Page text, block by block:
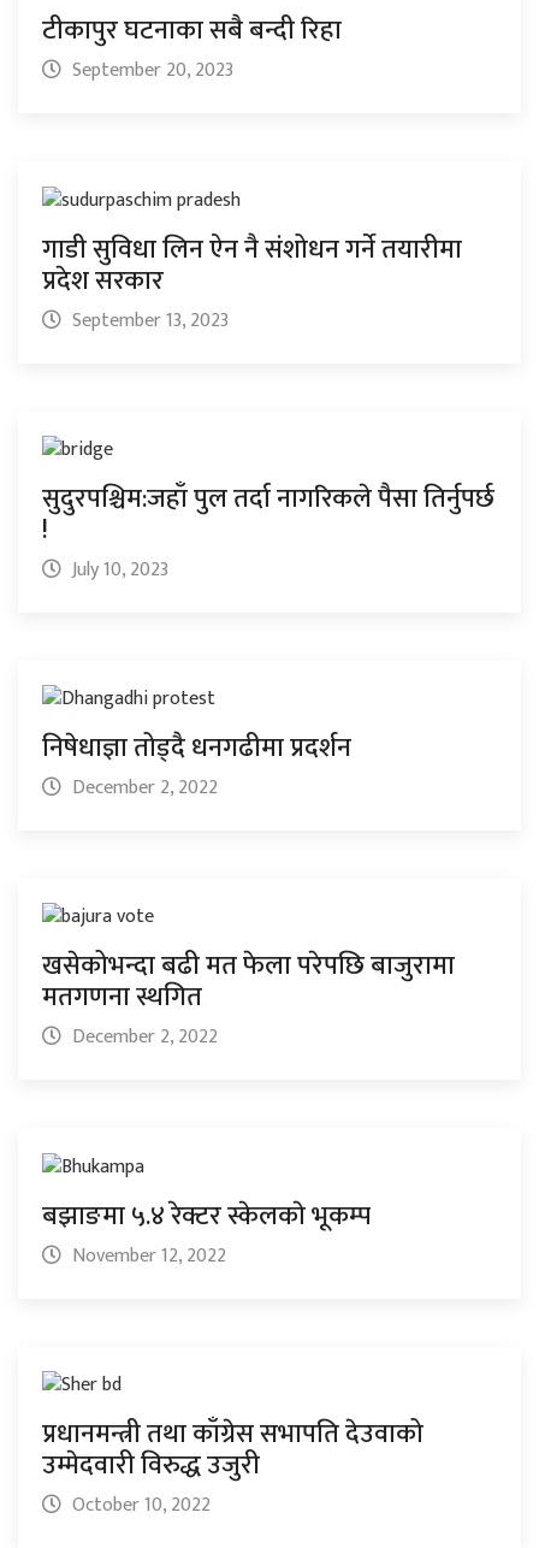
टीकापुर घटनाका सबै बन्दी रिहा
September 20, 2023
गाडी सुविधा लिन ऐन नै संशोधन गर्ने तयारीमा
प्रदेश सरकार
September 13, 2023
सुदुरपश्चिम:जहाँ पुल तर्दा नागरिकले पैसा तिर्नुपर्छ
!
July 10, 2023
निषेधाज्ञा तोड्दै धनगढीमा प्रदर्शन
December 2, 2022
खसेकोभन्दा बढी मत फेला परेपछि बाजुरामा
मतगणना स्थगित
December 2, 2022
बझाङमा ५.४ रेक्टर स्केलकाे भूकम्प
November 12, 2022
प्रधानमन्त्री तथा काँग्रेस सभापति देउवाको
उम्मेदवारी विरुद्ध उजुरी
October 10, 2022